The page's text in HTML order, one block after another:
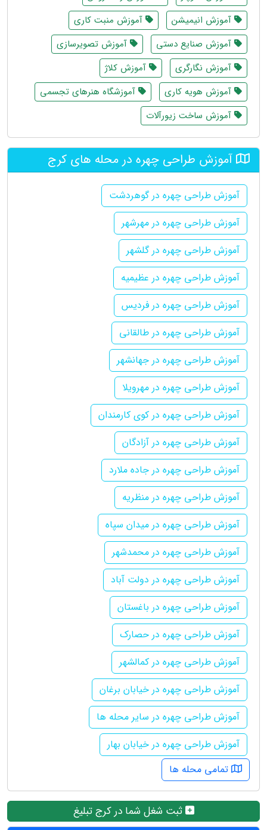
آموزش انیمیشن
آموزش منبت کاری
آموزش صنایع دستی
آموزش تصویرسازی
آموزش نگارگری
آموزش کلاژ
آموزش هویه کاری
آموزشگاه هنرهای تجسمی
آموزش ساخت زیورآلات
آموزش طراحی چهره در محله های کرج
آموزش طراحی چهره در گوهردشت
آموزش طراحی چهره در مهرشهر
آموزش طراحی چهره در گلشهر
آموزش طراحی چهره در عظیمیه
آموزش طراحی چهره در فردیس
آموزش طراحی چهره در طالقانی
آموزش طراحی چهره در جهانشهر
آموزش طراحی چهره در مهرویلا
آموزش طراحی چهره در کوی کارمندان
آموزش طراحی چهره در آزادگان
آموزش طراحی چهره در جاده ملارد
آموزش طراحی چهره در منظریه
آموزش طراحی چهره در میدان سپاه
آموزش طراحی چهره در محمدشهر
آموزش طراحی چهره در دولت آباد
آموزش طراحی چهره در باغستان
آموزش طراحی چهره در حصارک
آموزش طراحی چهره در کمالشهر
آموزش طراحی چهره در خیابان برغان
آموزش طراحی چهره در سایر محله ها
آموزش طراحی چهره در خیابان بهار
تمامی محله ها
ثبت شغل شما در کرج تبلیغ